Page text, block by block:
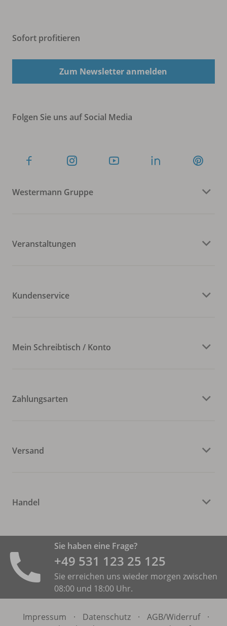
Sofort profitieren
Zum Newsletter anmelden
Folgen Sie uns auf Social Media
Westermann Gruppe
Veranstaltungen
Kundenservice
Mein Schreibtisch / Konto
Zahlungsarten
Versand
Handel
Sie haben eine Frage?
+49 531 ­123 25 125
Sie erreichen uns wieder morgen zwischen
08:00 und 18:00 Uhr.
Impressum · Datenschutz · AGB/Widerruf
·